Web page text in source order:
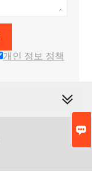

개인 정보 정책